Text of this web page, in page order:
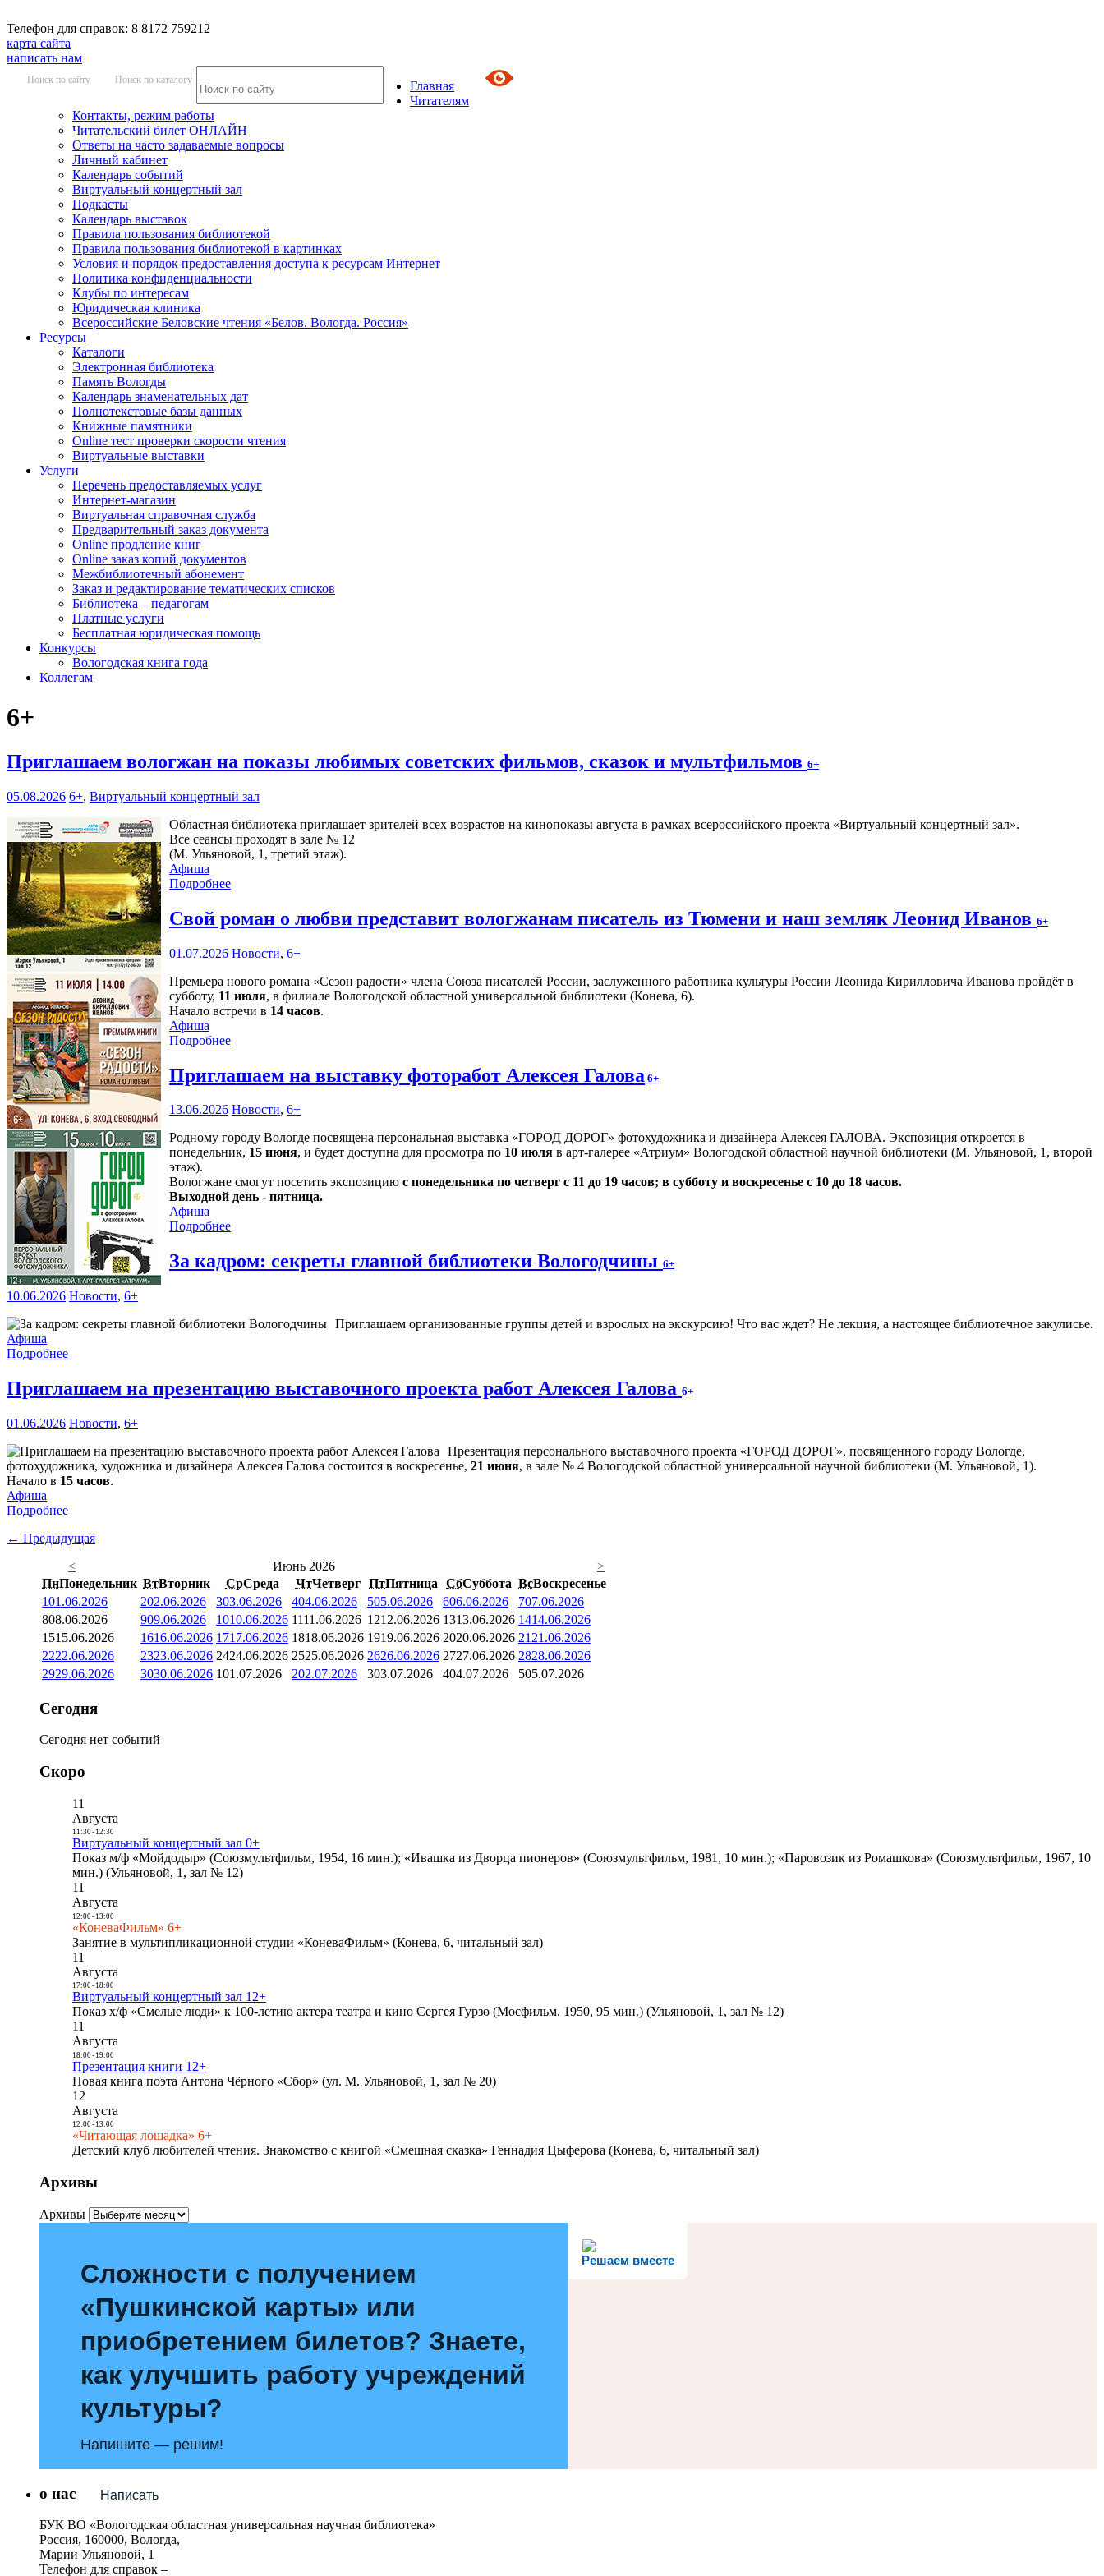
Телефон для справок: 8 8172 759212
карта сайта
написать нам
Поиск по сайту Поиск по каталогу
Главная
Читателям
Контакты, режим работы
Читательский билет ОНЛАЙН
Ответы на часто задаваемые вопросы
Личный кабинет
Календарь событий
Виртуальный концертный зал
Подкасты
Календарь выставок
Правила пользования библиотекой
Правила пользования библиотекой в картинках
Условия и порядок предоставления доступа к ресурсам Интернет
Политика конфиденциальности
Клубы по интересам
Юридическая клиника
Всероссийские Беловские чтения «Белов. Вологда. Россия»
Ресурсы
Каталоги
Электронная библиотека
Память Вологды
Календарь знаменательных дат
Полнотекстовые базы данных
Книжные памятники
Online тест проверки скорости чтения
Виртуальные выставки
Услуги
Перечень предоставляемых услуг
Интернет-магазин
Виртуальная справочная служба
Предварительный заказ документа
Online продление книг
Online заказ копий документов
Межбиблиотечный абонемент
Заказ и редактирование тематических списков
Библиотека – педагогам
Платные услуги
Бесплатная юридическая помощь
Конкурсы
Вологодская книга года
Коллегам
6+
Приглашаем вологжан на показы любимых советских фильмов, сказок и мультфильмов 6+
05.08.2026 6+, Виртуальный концертный зал
Областная библиотека приглашает зрителей всех возрастов на кинопоказы августа в рамках всероссийского проекта «Виртуальный концертный зал».
Все сеансы проходят в зале № 12
(М. Ульяновой, 1, третий этаж).
Афиша
Подробнее
Свой роман о любви представит вологжанам писатель из Тюмени и наш земляк Леонид Иванов 6+
01.07.2026 Новости, 6+
Премьера нового романа «Сезон радости» члена Союза писателей России, заслуженного работника культуры России Леонида Кирилловича Иванова пройдёт в
субботу, 11 июля, в филиале Вологодской областной универсальной библиотеки (Конева, 6).
Начало встречи в 14 часов.
Афиша
Подробнее
Приглашаем на выставку фоторабот Алексея Галова 6+
13.06.2026 Новости, 6+
Родному городу Вологде посвящена персональная выставка «ГОРОД ДОРОГ» фотохудожника и дизайнера Алексея ГАЛОВА. Экспозиция откроется в
понедельник, 15 июня, и будет доступна для просмотра по 10 июля в арт-галерее «Атриум» Вологодской областной научной библиотеки (М. Ульяновой, 1, второй
этаж).
Вологжане смогут посетить экспозицию с понедельника по четверг с 11 до 19 часов; в субботу и воскресенье с 10 до 18 часов.
Выходной день - пятница.
Афиша
Подробнее
За кадром: секреты главной библиотеки Вологодчины 6+
10.06.2026 Новости, 6+
Приглашаем организованные группы детей и взрослых на экскурсию! Что вас ждет? Не лекция, а настоящее библиотечное закулисье.
Афиша
Подробнее
Приглашаем на презентацию выставочного проекта работ Алексея Галова 6+
01.06.2026 Новости, 6+
Презентация персонального выставочного проекта «ГОРОД ДОРОГ», посвященного городу Вологде,
фотохудожника, художника и дизайнера Алексея Галова состоится в воскресенье, 21 июня, в зале № 4 Вологодской областной универсальной научной библиотеки (М. Ульяновой, 1).
Начало в 15 часов.
Афиша
Подробнее
← Предыдущая
<
Июнь 2026
>
ПнПонедельник ВтВторник СрСреда ЧтЧетверг ПтПятница СбСуббота ВсВоскресенье
101.06.2026 202.06.2026 303.06.2026 404.06.2026 505.06.2026 606.06.2026 707.06.2026
808.06.2026 909.06.2026 1010.06.2026 1111.06.2026 1212.06.2026 1313.06.2026 1414.06.2026
1515.06.2026 1616.06.2026 1717.06.2026 1818.06.2026 1919.06.2026 2020.06.2026 21 21.06.2026
2222.06.2026 2323.06.2026 2424.06.2026 2525.06.2026 2626.06.2026 2727.06.2026 2828.06.2026
2929.06.2026 3030.06.2026 101.07.2026 202.07.2026 303.07.2026 404.07.2026 505.07.2026
Сегодня
Сегодня нет событий
Скоро
11
Августа
11:30- 12:30
Виртуальный концертный зал 0+
Показ м/ф «Мойдодыр» (Союзмультфильм, 1954, 16 мин.); «Ивашка из Дворца пионеров» (Союзмультфильм, 1981, 10 мин.); «Паровозик из Ромашкова» (Союзмультфильм, 1967, 10
мин.) (Ульяновой, 1, зал № 12)
11
Августа
12:00- 13:00
«КоневаФильм» 6+
Занятие в мультипликационной студии «КоневаФильм» (Конева, 6, читальный зал)
11
Августа
17:00- 18:00
Виртуальный концертный зал 12+
Показ х/ф «Смелые люди» к 100-летию актера театра и кино Сергея Гурзо (Мосфильм, 1950, 95 мин.) (Ульяновой, 1, зал № 12)
11
Августа
18:00- 19:00
Презентация книги 12+
Новая книга поэта Антона Чёрного «Сбор» (ул. М. Ульяновой, 1, зал № 20)
12
Августа
12:00- 13:00
«Читающая лошадка» 6+
Детский клуб любителей чтения. Знакомство с книгой «Смешная сказка» Геннадия Цыферова (Конева, 6, читальный зал)
Архивы
Архивы
Решаем вместе
Сложности с получением
«Пушкинской карты» или
приобретением билетов? Знаете,
как улучшить работу учреждений
культуры?
Напишите — решим!
Написать
о нас
БУК ВО «Вологодская областная универсальная научная библиотека»
Россия, 160000, Вологда,
Марии Ульяновой, 1
Телефон для справок –